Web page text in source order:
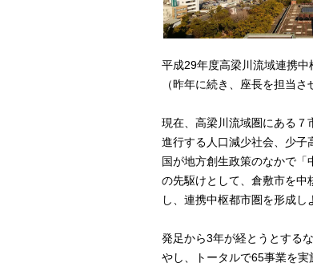
平成29年度高梁川流域連携
（昨年に続き、座長を担当さ
現在、高梁川流域圏にある７
進行する人口減少社会、少子
国が地方創生政策のなかで
の先駆けとして、倉敷市を
し、連携中枢都市圏を形成し
発足から3年が経とうとする
やし、トータルで65事業を